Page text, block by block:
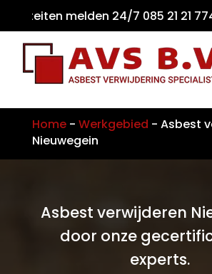
melden 24/7 085 21
Home- Werkgebied - Asbest
Nieuwegein
Asbest verwijderen
door onze
experts.